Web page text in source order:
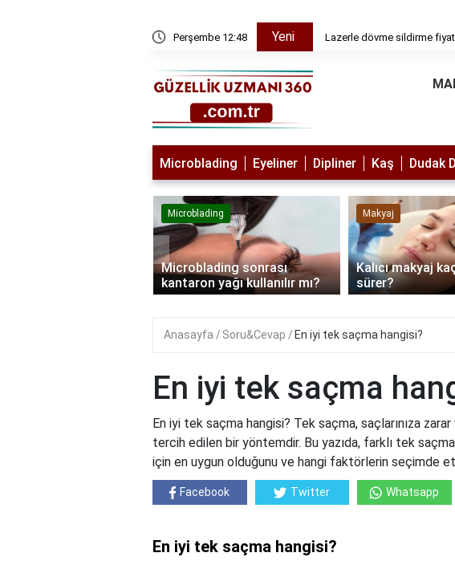
Perşembe 12:48 Yeni Lazerle dövme sildirme
Microblading Eyeliner Dipliner Kaş Dudak
Microblading
Microblading sonrası
kantaron yağı kullanılır mı?
Makyaj
Kalıcı makyaj
sürer?
‹
Anasayfa Soru&Cevap En iyi tek saçma hangisi?
En iyi tek saçma
En iyi tek saçma hangisi? Tek saçma, saçlarınıza
tercih edilen bir yöntemdir. Bu yazıda, farklı tek
için en uygun olduğunu ve hangi faktörlerin seçimde
Facebook Twitter Whatsapp
En iyi tek saçma hangisi?